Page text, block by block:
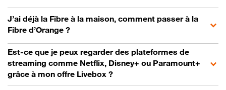
J’ai déjà la Fibre à la maison, comment passer à la
Fibre d’Orange ?
Est-ce que je peux regarder des plateformes de
streaming comme Netflix, Disney+ ou Paramount+
grâce à mon offre Livebox ?